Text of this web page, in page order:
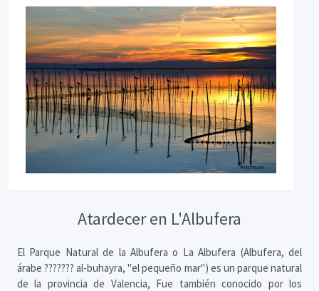
Atardecer en L'Albufera
El Parque Natural de la Albufera o La Albufera (Albufera, del
árabe ??????? al-buhayra, "el pequeño mar") es un parque natural
de la provincia de Valencia, Fue también conocido por los